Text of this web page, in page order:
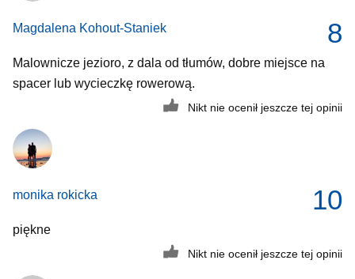
8
Magdalena Kohout-Staniek
Malownicze jezioro, z dala od tłumów, dobre miejsce na
spacer lub wycieczkę rowerową.
Nikt nie ocenił jeszcze tej opinii
10
monika rokicka
piękne
Nikt nie ocenił jeszcze tej opinii